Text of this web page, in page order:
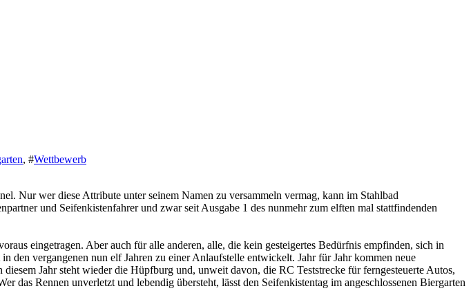
, #Wettbewerb
Nur wer diese Attribute unter seinem Namen zu versammeln vermag, kann im Stahlbad
und Seifenkistenfahrer und zwar seit Ausgabe 1 des nunmehr zum elften mal stattfindenden
eingetragen. Aber auch für alle anderen, alle, die kein gesteigertes Bedürfnis empfinden, sich in
den vergangenen nun elf Jahren zu einer Anlaufstelle entwickelt. Jahr für Jahr kommen neue
Jahr steht wieder die Hüpfburg und, unweit davon, die RC Teststrecke für ferngesteuerte Autos,
das Rennen unverletzt und lebendig übersteht, lässt den Seifenkistentag im angeschlossenen Biergarten